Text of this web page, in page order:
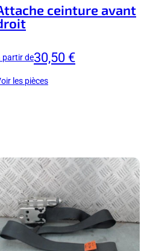
ceinture avant
partir de30,50 €
les pièces